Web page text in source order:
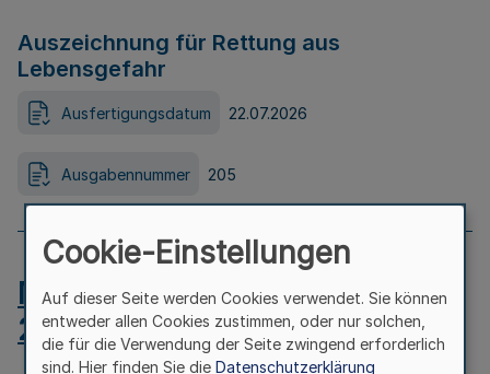
Auszeichnung für Rettung aus
Lebensgefahr
Ausfertigungsdatum 22.07.2026
Ausgabennummer 205
MB.NRW 2026 Nr. 204 vom
24.07.2026
Cookie-Einstellungen
Auf dieser Seite werden Cookies verwendet. Sie können
entweder allen Cookies zustimmen, oder nur solchen,
die für die Verwendung der Seite zwingend erforderlich
sind. Hier finden Sie die Datenschutzerklärung